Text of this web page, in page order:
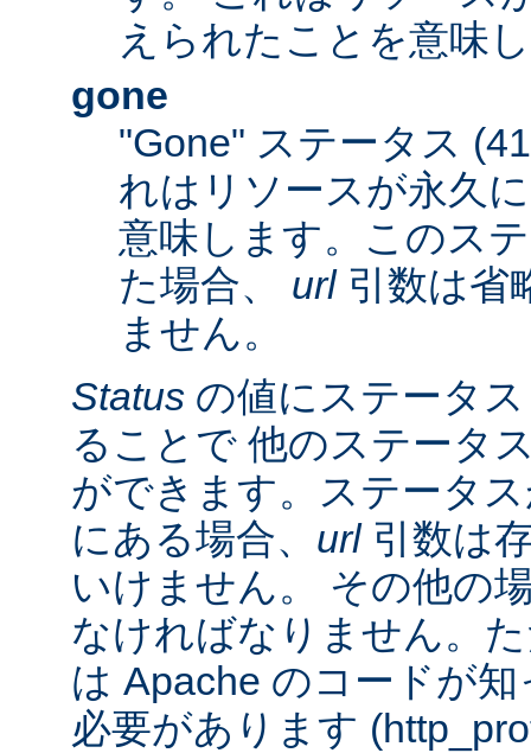
えられたことを意味
gone
"Gone" ステータス
れはリソースが永久
意味します。このス
た場合、 url引数は省
ません。
Status の値にステータ
ることで 他のステータ
ができます。ステータ
にある場合、 url引数は
いけません。 その他の
なければなりません。
は Apache のコードが
必要があります